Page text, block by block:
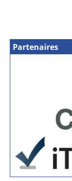
Partenaires